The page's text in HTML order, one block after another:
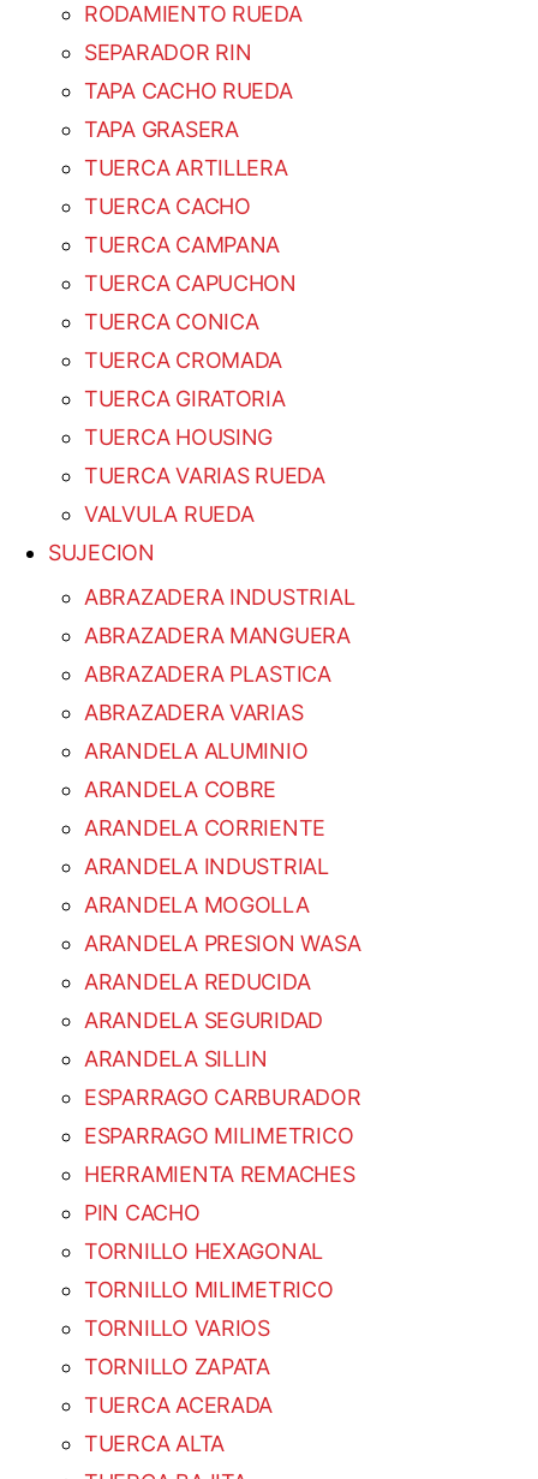
RODAMIENTO RUEDA
SEPARADOR RIN
TAPA CACHO RUEDA
TAPA GRASERA
TUERCA ARTILLERA
TUERCA CACHO
TUERCA CAMPANA
TUERCA CAPUCHON
TUERCA CONICA
TUERCA CROMADA
TUERCA GIRATORIA
TUERCA HOUSING
TUERCA VARIAS RUEDA
VALVULA RUEDA
SUJECION
ABRAZADERA INDUSTRIAL
ABRAZADERA MANGUERA
ABRAZADERA PLASTICA
ABRAZADERA VARIAS
ARANDELA ALUMINIO
ARANDELA COBRE
ARANDELA CORRIENTE
ARANDELA INDUSTRIAL
ARANDELA MOGOLLA
ARANDELA PRESION WASA
ARANDELA REDUCIDA
ARANDELA SEGURIDAD
ARANDELA SILLIN
ESPARRAGO CARBURADOR
ESPARRAGO MILIMETRICO
HERRAMIENTA REMACHES
PIN CACHO
TORNILLO HEXAGONAL
TORNILLO MILIMETRICO
TORNILLO VARIOS
TORNILLO ZAPATA
TUERCA ACERADA
TUERCA ALTA